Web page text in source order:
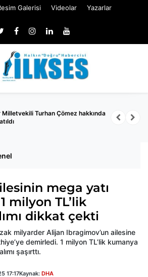
Galerisi Videolar Yazarlar
Milletvekili Turhan Çömez hakkında
mega yatı
milyon TL’lik
dikkat çekti
milyarder Alijan Ibragimov’un ailesine
demirledi. 1 milyon TL’lik kumanya
şaşırttı.
17:17Kaynak: DHA